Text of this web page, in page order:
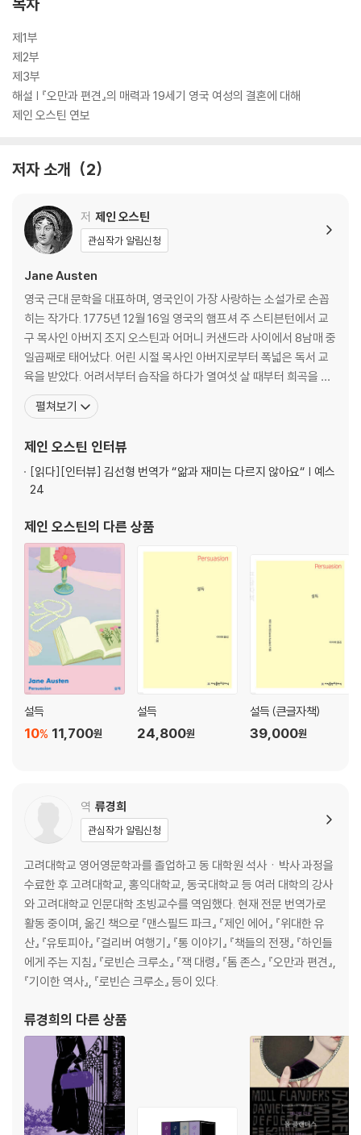
제1부
제2부
제3부
해설 | 『오만과 편견』의 매력과 19세기 영국 여성의 결혼에 대해
제인 오스틴 연보
저자 소개 2
저 제인 오스틴
관심작가 알림신청
Jane Austen
영국 근대 문학을 대표하며, 영국인이 가장 사랑하는 소설가로 손꼽
히는 작가다. 1775년 12월 16일 영국의 햄프셔 주 스티븐턴에서 교
구 목사인 아버지 조지 오스틴과 어머니 커샌드라 사이에서 8남매 중
일곱째로 태어났다. 어린 시절 목사인 아버지로부터 폭넓은 독서 교
육을 받았다. 어려서부터 습작을 하다가 열여섯 살 때부터 희곡을 쓰
기 시작했고, 스물한 살 때 첫 장편 소설을 썼다. 1794년에 서간체 단
편소설 『레이디 수전』을 집필하면서 본격적으로 소설을 쓰기 시작했
설을 완성했는데, 1797년 이 소설은 개작
펼쳐보기
제인 오스틴 인터뷰
[읽다][인터뷰] 김선형 번역가 “앎과 재미는 다르지 않아요“ | 예스
24
제인 오스틴의 다른 상품
설득
11,700원
10%
설득
24,800원
설득 (큰글자책)
39,000원
역 류경희
관심작가 알림신청
고려대학교 영어영문학과를 졸업하고 동 대학원 석사ㆍ박사 과정을
수료한 후 고려대학교, 홍익대학교, 동국대학교 등 여러 대학의 강사
와 고려대학교 인문대학 초빙교수를 역임했다. 현재 전문 번역가로
활동 중이며, 옮긴 책으로 『맨스필드 파크』 『제인 에어』 『위대한 유
산』 『유토피아』 『걸리버 여행기』 『통 이야기』 『책들의 전쟁』 『하인들
에게 주는 지침』 『로빈슨 크루소』 『잭 대령』 『톰 존스』 『오만과 편견』,
『기이한 역사』, 『로빈슨 크루소』 등이 있다.
류경희의 다른 상품